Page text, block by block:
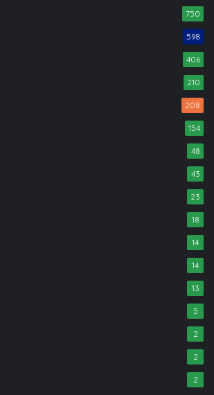
750
598
406
210
208
154
48
43
23
18
14
14
13
5
2
2
2